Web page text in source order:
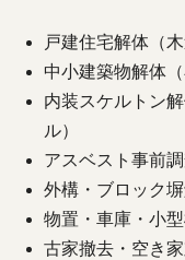
戸建住宅解体（
中小建築物解体
内装スケルトン
ル）
アスベスト事前
外構・ブロック
物置・車庫・小
古家撤去・空き